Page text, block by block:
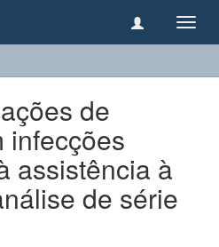
de
infecções
assistência à
de série